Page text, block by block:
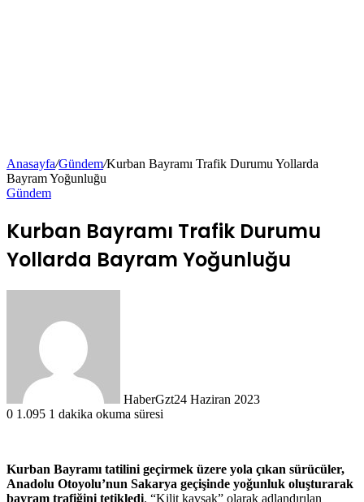
Anasayfa/Gündem/Kurban Bayramı Trafik Durumu Yollarda
Bayram Yoğunluğu
Gündem
Kurban Bayramı Trafik Durumu
Yollarda Bayram Yoğunluğu
HaberGzt24 Haziran 2023
0 1.095 1 dakika okuma süresi
Kurban Bayramı tatilini geçirmek üzere yola çıkan sürücüler,
Anadolu Otoyolu’nun Sakarya geçişinde yoğunluk oluşturarak
bayram trafiğini tetikledi. “Kilit kavşak” olarak adlandırılan